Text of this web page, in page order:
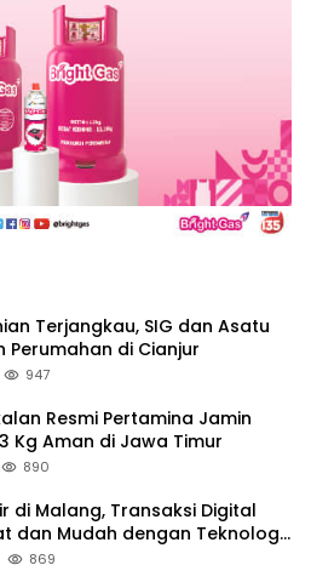
Terjangkau, SIG dan Asatu
Perumahan di Cianjur
947
Resmi Pertamina Jamin
Kg Aman di Jawa Timur
890
di Malang, Transaksi Digital
dan Mudah dengan Teknologi
869